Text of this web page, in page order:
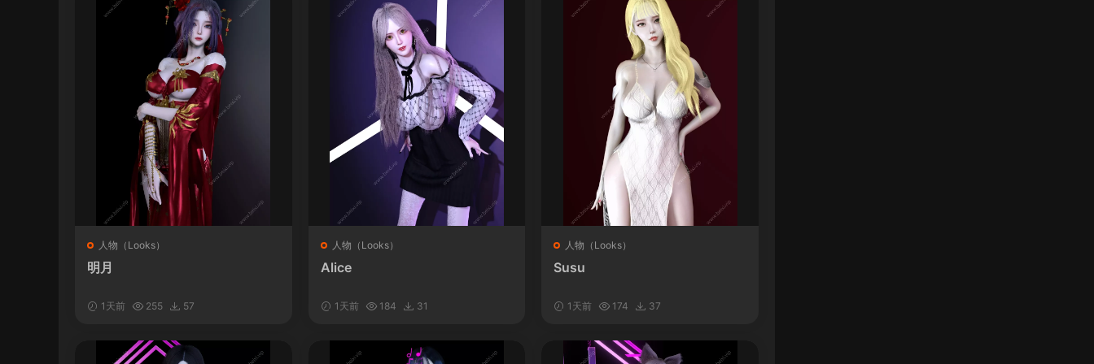
人物（Looks）
明月
1天前 255 57
人物（Looks）
Alice
1天前 184 31
人物（Looks）
Susu
1天前 174 37